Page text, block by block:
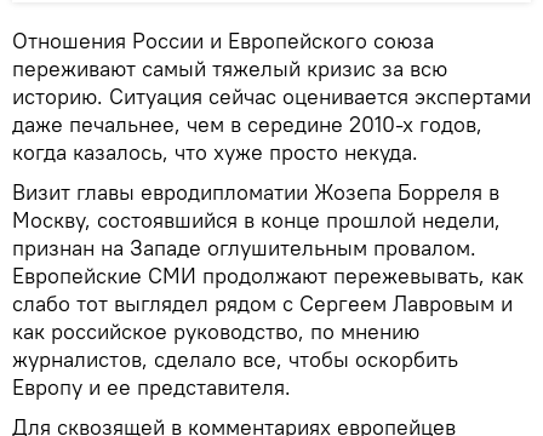
Отношения России и Европейского союза
переживают самый тяжелый кризис за всю
историю. Ситуация сейчас оценивается экспертами
даже печальнее, чем в середине 2010-х годов,
когда казалось, что хуже просто некуда.
Визит главы евродипломатии Жозепа Борреля в
Москву, состоявшийся в конце прошлой недели,
признан на Западе оглушительным провалом.
Европейские СМИ продолжают пережевывать, как
слабо тот выглядел рядом с Сергеем Лавровым и
как российское руководство, по мнению
журналистов, сделало все, чтобы оскорбить
Европу и ее представителя.
Для сквозящей в комментариях европейцев